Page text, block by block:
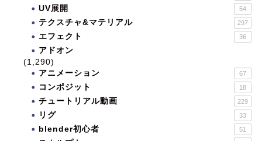
UV展開 54
テクスチャ&マテリアル 297
エフェクト 36
アドオン
(1,290)
アニメーション
67
コンポジット 18
チュートリアル動画 229
リグ 33
blender初心者 51